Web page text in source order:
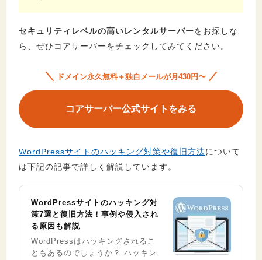
セキュリティレベルの高いレンタルサーバーをお探しな
ら、ぜひコアサーバーをチェックしてみてください。
ドメイン永久無料＋独自メールが月430円〜
コアサーバー公式サイトをみる
WordPressサイトのハッキング対策や復旧方法について
は下記の記事で詳しく解説しています。
WordPressサイトのハッキング対
策7選と復旧方法！事例や侵入され
る原因も解説
WordPressはハッキングされるこ
ともあるのでしょうか？ ハッキン